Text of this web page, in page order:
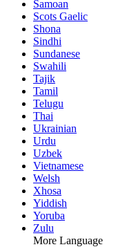
Samoan
Scots Gaelic
Shona
Sindhi
Sundanese
Swahili
Tajik
Tamil
Telugu
Thai
Ukrainian
Urdu
Uzbek
Vietnamese
Welsh
Xhosa
Yiddish
Yoruba
Zulu
More Language